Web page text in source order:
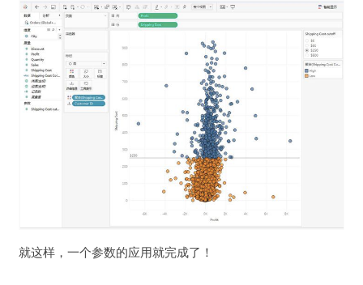
就这样，一个参数的应用就完成了！